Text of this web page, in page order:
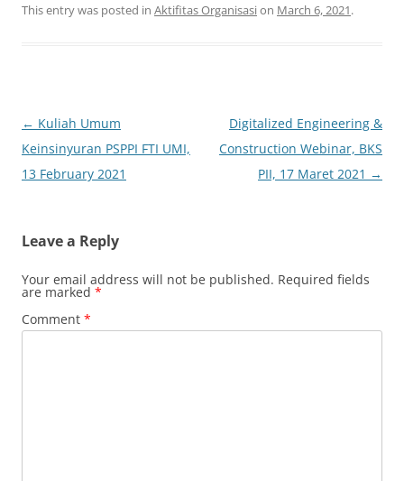
This entry was posted in Aktifitas Organisasion March 6, 2021.
Post
navigation
← Kuliah Umum
Keinsinyuran PSPPI FTI UMI,
13 February 2021
Digitalized Engineering &
Construction Webinar, BKS
PII, 17 Maret 2021 →
Leave a Reply
Your email address will not be published. Required fields
are marked *
Comment *